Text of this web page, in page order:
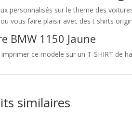
personnalisés sur le theme des
vous faire plaisir avec des t shirts
BMW 1150 Jaune
imprimer ce modele sur un T-SHIRT de
similaires